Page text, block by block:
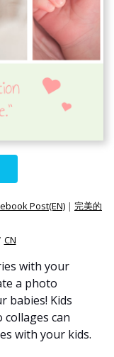
Post(EN) | 完美的
CN
with your
a photo
babies! Kids
can
with your kids.